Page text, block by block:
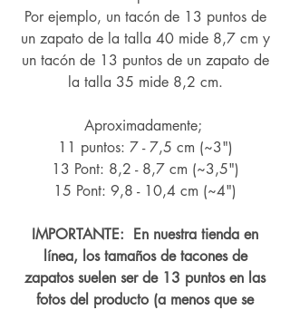
Por ejemplo, un tacón de 13 puntos de
un zapato de la talla 40 mide 8,7 cm y
un tacón de 13 puntos de un zapato de
la talla 35 mide 8,2 cm.
Aproximadamente;
11 puntos: 7 - 7,5 cm (~3")
13 Pont: 8,2 - 8,7 cm (~3,5")
15 Pont: 9,8 - 10,4 cm (~4")
IMPORTANTE: En nuestra tienda en
línea, los tamaños de tacones de
zapatos suelen ser de 13 puntos en las
fotos del producto (a menos que se